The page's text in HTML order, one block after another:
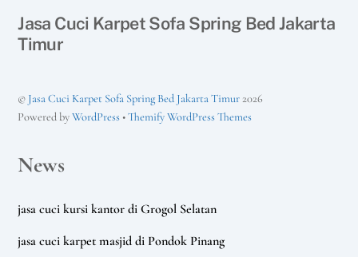
Jasa Cuci Karpet Sofa Spring Bed Jakarta
Timur
© Jasa Cuci Karpet Sofa Spring Bed Jakarta Timur2026
Powered byWordPress •Themify WordPress Themes
News
jasa cuci kursi kantor di Grogol Selatan
jasa cuci karpet masjid di Pondok Pinang